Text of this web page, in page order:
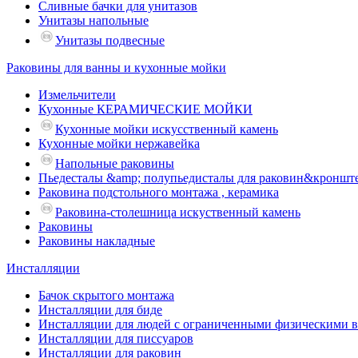
Сливные бачки для унитазов
Унитазы напольные
Унитазы подвесные
Раковины для ванны и кухонные мойки
Измельчители
Кухонные КЕРАМИЧЕСКИЕ МОЙКИ
Кухонные мойки искусственный камень
Кухонные мойки нержавейка
Напольные раковины
Пьедесталы &amp; полупьедисталы для
Раковина подстольного монтажа , керамика
Раковина-столешница искуственный камень
Раковины
Раковины накладные
Инсталляции
Бачок скрытого монтажа
Инсталляции для биде
Инсталляции для людей с ограниченными физическими
Инсталляции для писсуаров
Инсталляции для раковин